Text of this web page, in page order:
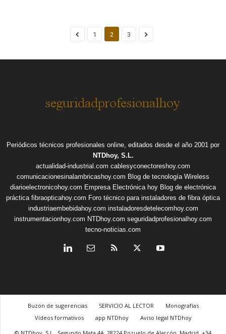
1 2 3
Periódicos técnicos profesionales online, editados desde el año 2001 por
NTDhoy, S.L.
actualidad-industrial.com cablesyconectoreshoy.com
comunicacionesinalambricashoy.com Blog de tecnología Wireless
diarioelectronicohoy.com Empresa Electrónica hoy Blog de electrónica
práctica fibraopticahoy.com Foro técnico para instaladores de fibra óptica
industriaembebidahoy.com instaladoresdetelecomhoy.com
instrumentacionhoy.com NTDhoy.com seguridadprofesionalhoy.com
tecno-noticias.com
Buzón de sugerencias SERVICIO AL LECTOR
Monografías
Vídeos formativos
app NTDhoy
Aviso legal NTDhoy